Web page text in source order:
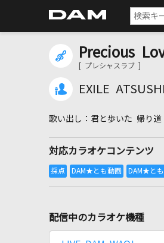
Precious
[ プレシャスラブ ]
EXILE ATSUSHI
君と歩いた 帰り
対応カラオケコンテンツ
配信中のカラオケ機種